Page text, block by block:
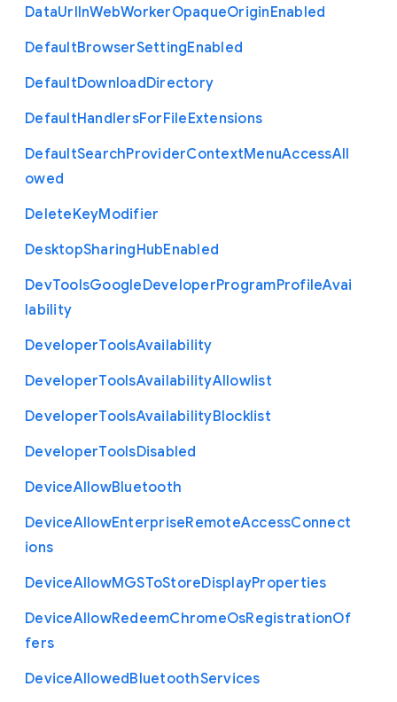
DataUrlInWebWorkerOpaqueOriginEnabled
DefaultBrowserSettingEnabled
DefaultDownloadDirectory
DefaultHandlersForFileExtensions
DefaultSearchProviderContextMenuAccessAll
owed
DeleteKeyModifier
DesktopSharingHubEnabled
DevToolsGoogleDeveloperProgramProfileAvai
lability
DeveloperToolsAvailability
DeveloperToolsAvailabilityAllowlist
DeveloperToolsAvailabilityBlocklist
DeveloperToolsDisabled
DeviceAllowBluetooth
DeviceAllowEnterpriseRemoteAccessConnect
ions
DeviceAllowMGSToStoreDisplayProperties
DeviceAllowRedeemChromeOsRegistrationOf
fers
DeviceAllowedBluetoothServices